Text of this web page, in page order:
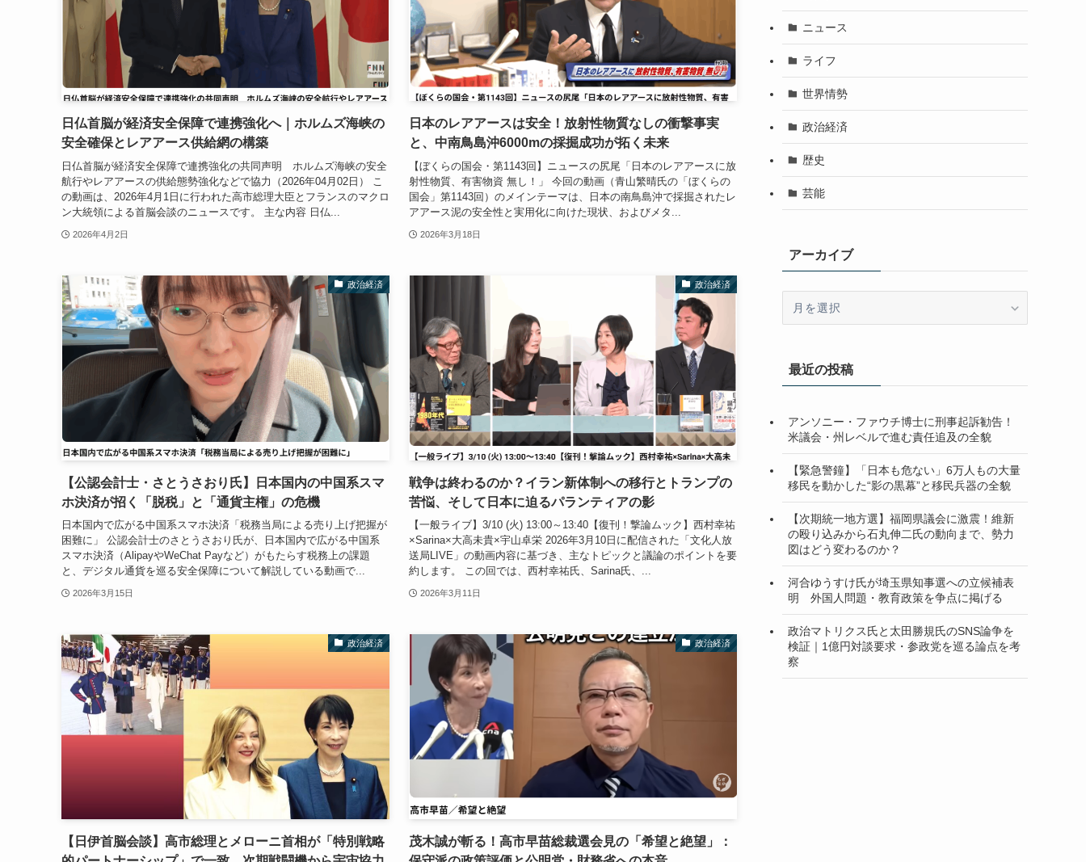
日仏首脳が経済安全保障で連携強化へ｜ホルムズ海峡の
安全確保とレアアース供給網の構築
日仏首脳が経済安全保障で連携強化の共同声明 ホルムズ海峡の安全
航行やレアアースの供給態勢強化などで協力（2026年04月02日） こ
の動画は、2026年4月1日に行われた高市総理大臣とフランスのマクロ
ン大統領による首脳会談のニュースです。 主な内容 日仏...
2026年4月2日
日本のレアアースは安全！放射性物質なしの衝撃事実
と、中南鳥島沖6000mの採掘成功が拓く未来
【ぼくらの国会・第1143回】ニュースの尻尾「日本のレアアースに放
射性物質、有害物資 無し！」 今回の動画（青山繁晴氏の「ぼくらの
国会」第1143回）のメインテーマは、日本の南鳥島沖で採掘されたレ
アアース泥の安全性と実用化に向けた現状、およびメタ...
2026年3月18日
政治経済
【公認会計士・さとうさおり氏】日本国内の中国系スマ
ホ決済が招く「脱税」と「通貨主権」の危機
日本国内で広がる中国系スマホ決済「税務当局による売り上げ把握が
困難に」 公認会計士のさとうさおり氏が、日本国内で広がる中国系
スマホ決済（AlipayやWeChat Payなど）がもたらす税務上の課題
と、デジタル通貨を巡る安全保障について解説している動画で...
2026年3月15日
政治経済
戦争は終わるのか？イラン新体制への移行とトランプの
苦悩、そして日本に迫るパランティアの影
【一般ライブ】3/10 (火) 13:00～13:40【復刊！撃論ムック】西村幸祐
×Sarina×大高未貴×宇山卓栄 2026年3月10日に配信された「文化人放
送局LIVE」の動画内容に基づき、主なトピックと議論のポイントを要
約します。 この回では、西村幸祐氏、Sarina氏、...
2026年3月11日
政治経済
【日伊首脳会談】高市総理とメローニ首相が「特別戦略
政治経済
茂木誠が斬る！高市早苗総裁選会見の「希望と絶望」：
ニュース
ライフ
世界情勢
政治経済
歴史
芸能
アーカイブ
ブ最近の投稿
アンソニー・ファウチ博士に刑事起訴勧告！
米議会・州レベルで進む責任追及の全貌
【緊急警鐘】「日本も危ない」6万人もの大量
移民を動かした“影の黒幕”と移民兵器の全貌
【次期統一地方選】福岡県議会に激震！維新
の殴り込みから石丸伸二氏の動向まで、勢力
図はどう変わるのか？
河合ゆうすけ氏が埼玉県知事選への立候補表
明 外国人問題・教育政策を争点に掲げる
政治マトリクス氏と太田勝規氏のSNS論争を
検証｜1億円対談要求・参政党を巡る論点を考
察